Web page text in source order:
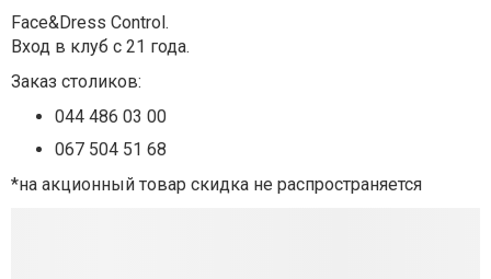
Face&Dress Control.
Вход в клуб с 21 года.
Заказ столиков:
044 486 03 00
067 504 51 68
*на акционный товар скидка не распространяется